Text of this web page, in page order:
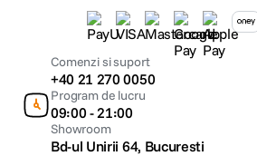
Comenzi si suport
+40 21 270 0050
Program de lucru
09:00 - 21:00
Showroom
Bd-ul Unirii 64, Bucuresti